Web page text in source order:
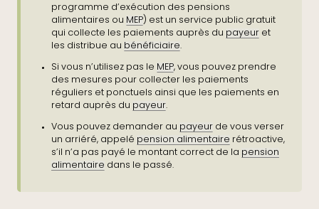
programme d’exécution des pensions
alimentaires ou MEP) est un service public gratuit
qui collecte les paiements auprès du payeur et
les distribue au bénéficiaire
Si vous n’utilisez pas le MEP, vous pouvez prendre
des mesures pour collecter les paiements
réguliers et ponctuels ainsi que les paiements en
retard auprès du payeur
Vous pouvez demander au payeur de vous verser
un arriéré, appelé pension alimentaire rétroactive,
s’il n’a pas payé le montant correct de la pension
alimentaire dans le passé.